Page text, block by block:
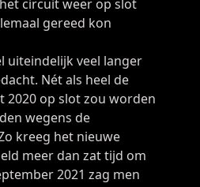
circuit weer op slot
gereed kon
uiteindelijk veel langer
Nét als heel de
2020 op slot zou worden
wegens de
kreeg het nieuwe
meer dan zat tijd om
2021 zag men